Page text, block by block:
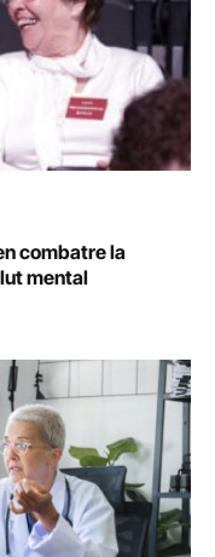
combatre la
mental